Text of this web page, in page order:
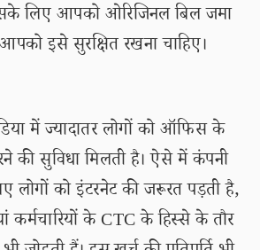
लिए आपको ओरिजिनल बिल जमा
इसे सुरक्षित रखना चाहिए।
में ज्यादातर लोगों को ऑफिस के
की सुविधा मिलती है। ऐसे में कंपनी
लोगों को इंटरनेट की जरूरत पड़ती है,
कर्मचारियों के CTC के हिस्से के तौर